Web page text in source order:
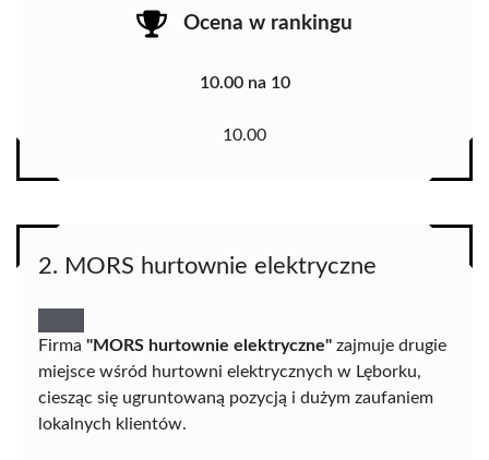
Ocena w rankingu
10.00 na 10
10.00
2. MORS hurtownie elektryczne
Firma "MORS hurtownie elektryczne" zajmuje drugie
miejsce wśród hurtowni elektrycznych w Lęborku,
ciesząc się ugruntowaną pozycją i dużym zaufaniem
lokalnych klientów.